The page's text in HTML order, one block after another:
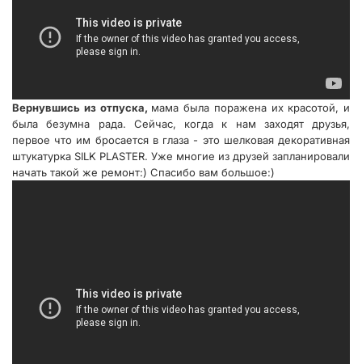
Вернувшись из отпуска, мама была поражена их красотой, и
была безумна рада. Сейчас, когда к нам заходят друзья,
первое что им бросается в глаза - это шелковая декоративная
штукатурка SILK PLASTER. Уже многие из друзей запланировали
начать такой же ремонт:) Спасибо вам большое:)